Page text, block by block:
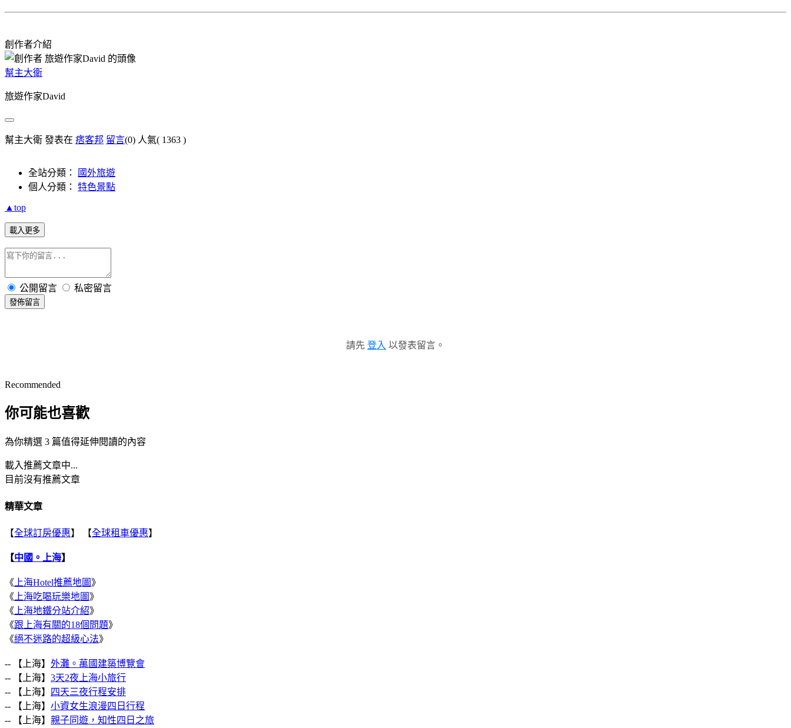
創作者介紹
幫主大衛
旅遊作家David
幫主大衛 發表在 痞客邦 留言(0) 人氣( 1363 )
全站分類：
國外旅遊
個人分類： 特色景點
▲top
載入更多
公開留言 私密留言
發佈留言
請先 登入 以發表留言。
Recommended
你可能也喜歡
為你精選 3 篇值得延伸閱讀的內容
載入推薦文章中...
目前沒有推薦文章
精華文章
【全球訂房優惠】 【全球租車優惠】
【中國。上海】
《 上海Hotel推薦地圖 》
《 上海吃喝玩樂地圖 》
《 上海地鐵分站介紹》
《跟上海有關的18個問題》
《絕不迷路的超級心法》
-- 【上海】 外灘。萬國建築博覽會
-- 【上海】 3天2夜上海小旅行
-- 【上海】
四天三夜行程安排
-- 【上海】 小資女生浪漫四日行程
-- 【上海】 親子同遊，知性四日之旅